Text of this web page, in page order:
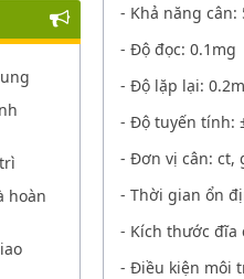
- Khả năng cân:
- Độ đọc: 0.1mg
- Độ lặp lại:
- Độ tuyến tính:
- Đơn vị cân: ct,
- Thời gian ổn
- Kích thước đĩa
- Điều kiện môi
hoàn